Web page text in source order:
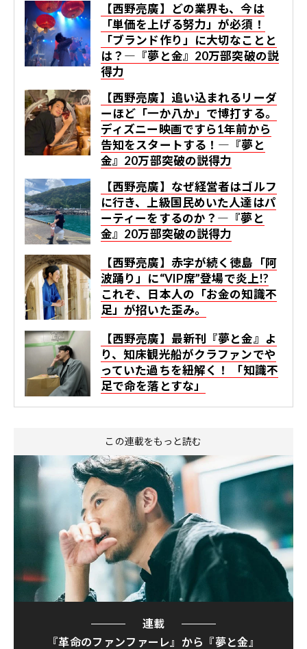
【西野亮廣】どの業界も、今は
「単価を上げる努力」が必須！
「ブランド作り」に大切なことと
は？―『夢と金』20万部突破の説
得力
【西野亮廣】追い込まれるリーダ
ーほど「一か八か」で博打する。
ディズニー映画ですら1年前から
告知をスタートする！―『夢と
金』20万部突破の説得力
【西野亮廣】なぜ経営者はゴルフ
に行き、上級国民めいた人達はパ
ーティーをするのか？―『夢と
金』20万部突破の説得力
【西野亮廣】赤字が続く徳島「阿
波踊り」に“VIP席”登場で炎上!?
これぞ、日本人の「お金の知識不
足」が招いた歪み。
【西野亮廣】最新刊『夢と金』よ
り、知床観光船がクラファンでや
っていた過ちを紐解く！ 「知識不
足で命を落とすな」
この連載をもっと読む
連載
『革命のファンファーレ』から『夢と金』